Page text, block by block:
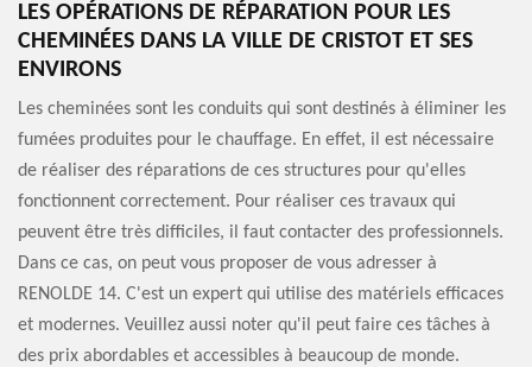
LES OPÉRATIONS DE RÉPARATION POUR LES
CHEMINÉES DANS LA VILLE DE CRISTOT ET SES
ENVIRONS
Les cheminées sont les conduits qui sont destinés à éliminer les
fumées produites pour le chauffage. En effet, il est nécessaire
de réaliser des réparations de ces structures pour qu'elles
fonctionnent correctement. Pour réaliser ces travaux qui
peuvent être très difficiles, il faut contacter des professionnels.
Dans ce cas, on peut vous proposer de vous adresser à
RENOLDE 14. C'est un expert qui utilise des matériels efficaces
et modernes. Veuillez aussi noter qu'il peut faire ces tâches à
des prix abordables et accessibles à beaucoup de monde.